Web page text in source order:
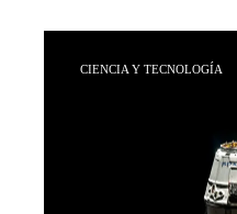
CIENCIA Y TECNOLOGÍA